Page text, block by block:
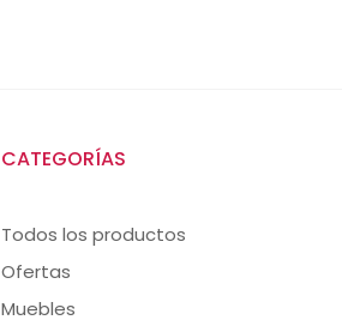
CATEGORÍAS
Todos los productos
Ofertas
Muebles